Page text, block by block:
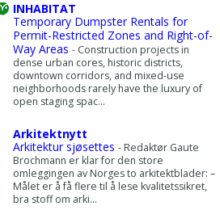
INHABITAT
Temporary Dumpster Rentals for
Permit-Restricted Zones and Right-of-
Way Areas - Construction projects in
dense urban cores, historic districts,
downtown corridors, and mixed-use
neighborhoods rarely have the luxury of
open staging spac...
Arkitektnytt
Arkitektur sjøsettes - Redaktør Gaute
Brochmann er klar for den store
omleggingen av Norges to arkitektblader: –
Målet er å få flere til å lese kvalitetssikret,
bra stoff om arki...